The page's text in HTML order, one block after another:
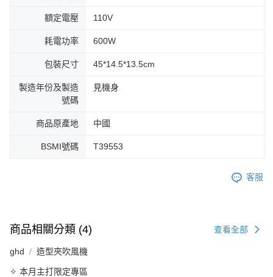
額定電壓 110V
耗電功率 600W
包裝尺寸 45*14.5*13.5cm
製造年份及製造
號碼
見機身
商品原產地 中國
BSMI號碼 T39553
客服
商品相關分類 (4) 查看全部
ghd 造型夾吹風機
✧ 本月主打限定專區